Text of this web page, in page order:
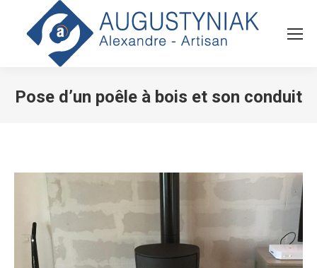
Pose d’un poêle à bois et son conduit